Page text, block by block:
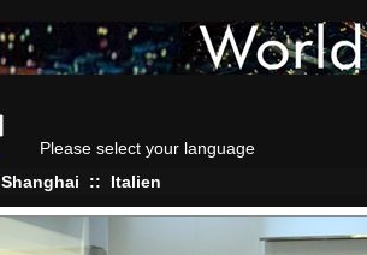
Please select your language
Shanghai :: Italien